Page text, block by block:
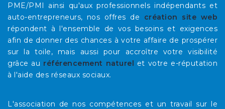
PME/PMI ainsi qu'aux professionnels indépendants et
auto-entrepreneurs, nos offres de création site web
répondent à l'ensemble de vos besoins et exigences
afin de donner des chances à votre affaire de prospérer
sur la toile, mais aussi pour accroître votre visibilité
grâce au référencement naturel et votre e-réputation
à l'aide des réseaux sociaux.
L'association de nos compétences et un travail sur le